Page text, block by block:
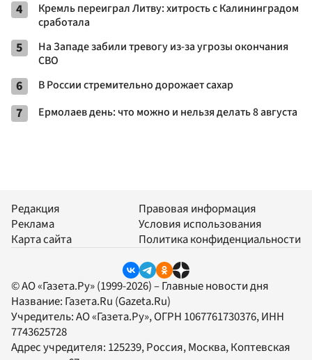
4
Кремль переиграл Литву: хитрость с Калининградом
сработала
5
На Западе забили тревогу из-за угрозы окончания
СВО
6 В России стремительно дорожает сахар
7 Ермолаев день: что можно и нельзя делать 8 августа
Редакция
Реклама
Карта сайта
Правовая информация
Условия использования
Политика конфиденциальности
© АО «Газета.Ру» (1999-2026) – Главные новости дня
Название: Газета.Ru (Gazeta.Ru)
Учредитель:АО «Газета.Ру», ОГРН 1067761730376, ИНН
7743625728
Адрес учредителя: 125239, Россия, Москва, Коптевская